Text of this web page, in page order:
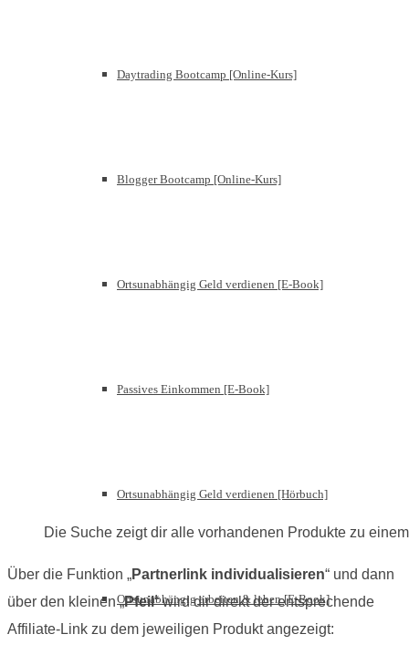
Daytrading Bootcamp [Online-Kurs]
Blogger Bootcamp [Online-Kurs]
Ortsunabhängig Geld verdienen [E-Book]
Passives Einkommen [E-Book]
Ortsunabhängig Geld verdienen [Hörbuch]
Ortsunabhängig arbeiten & leben [E-Book]
Die Suche zeigt dir alle vorhandenen Produkte zu
Über die Funktion „Partnerlink individualisieren“ und dann
über den kleinen „Pfeil“ wird dir direkt der entsprechende
Affiliate-Link zu dem jeweiligen Produkt angezeigt: